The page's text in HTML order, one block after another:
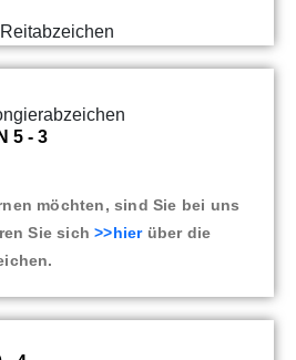
5 - 3
möchten, sind Sie bei uns
Sie sich>>hierüber die